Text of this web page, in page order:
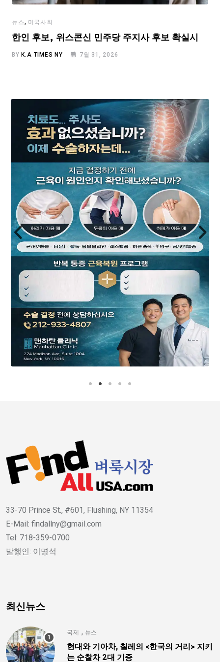
뉴스, 미국사회
한인 후보, 위스콘신 민주당 주지사 후보 확실시
BY K.A TIMES NY 7월 31, 2026
33-70 Prince St., #601, Flushing, NY 11354
E-Mail: findallny@gmail.com
Tel: 718-359-0700
발행인: 이명석
최신뉴스
국제 , 뉴스
현대와 기아차, 칠레의 <한국의 거리> 지키
는 순찰차 2대 기증